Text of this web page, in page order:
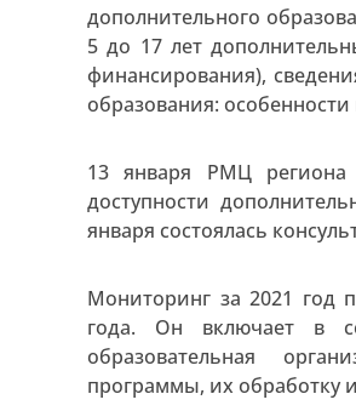
дополнительного
5 до 17 лет
финансирования),
образования:
13 января РМЦ региона
доступности
января состоялась
Мониторинг за 2021 год
года. Он включает в
образовательная
программы, их обработку